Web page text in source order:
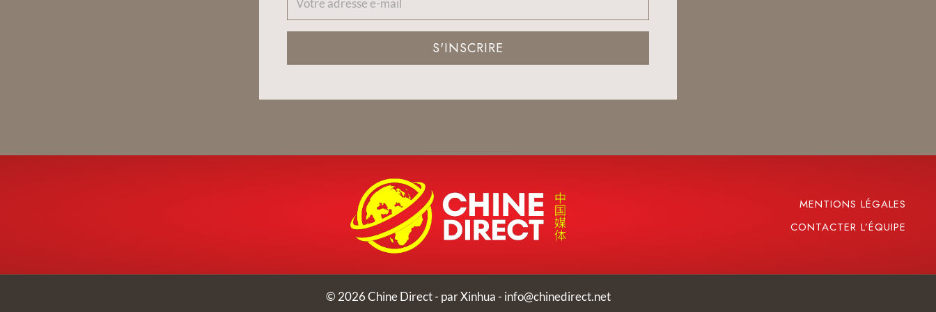
S'INSCRIRE
MENTIONS LÉGALES
CONTACTER L’ÉQUIPE
© 2026 Chine Direct - par Xinhua - info@chinedirect.net